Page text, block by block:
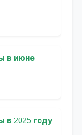
в июне
в 2025 году